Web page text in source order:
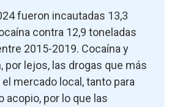
fueron incautadas 13,3
contra 12,9 toneladas
2015-2019. Cocaína y
por lejos, las drogas que más
mercado local, tanto para
acopio, por lo que las